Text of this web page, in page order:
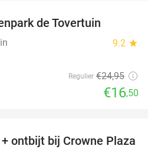
de Tovertuin
9.2 star
Regulier €24,95
€16,50
44%
ontbijt bij Crowne Plaza